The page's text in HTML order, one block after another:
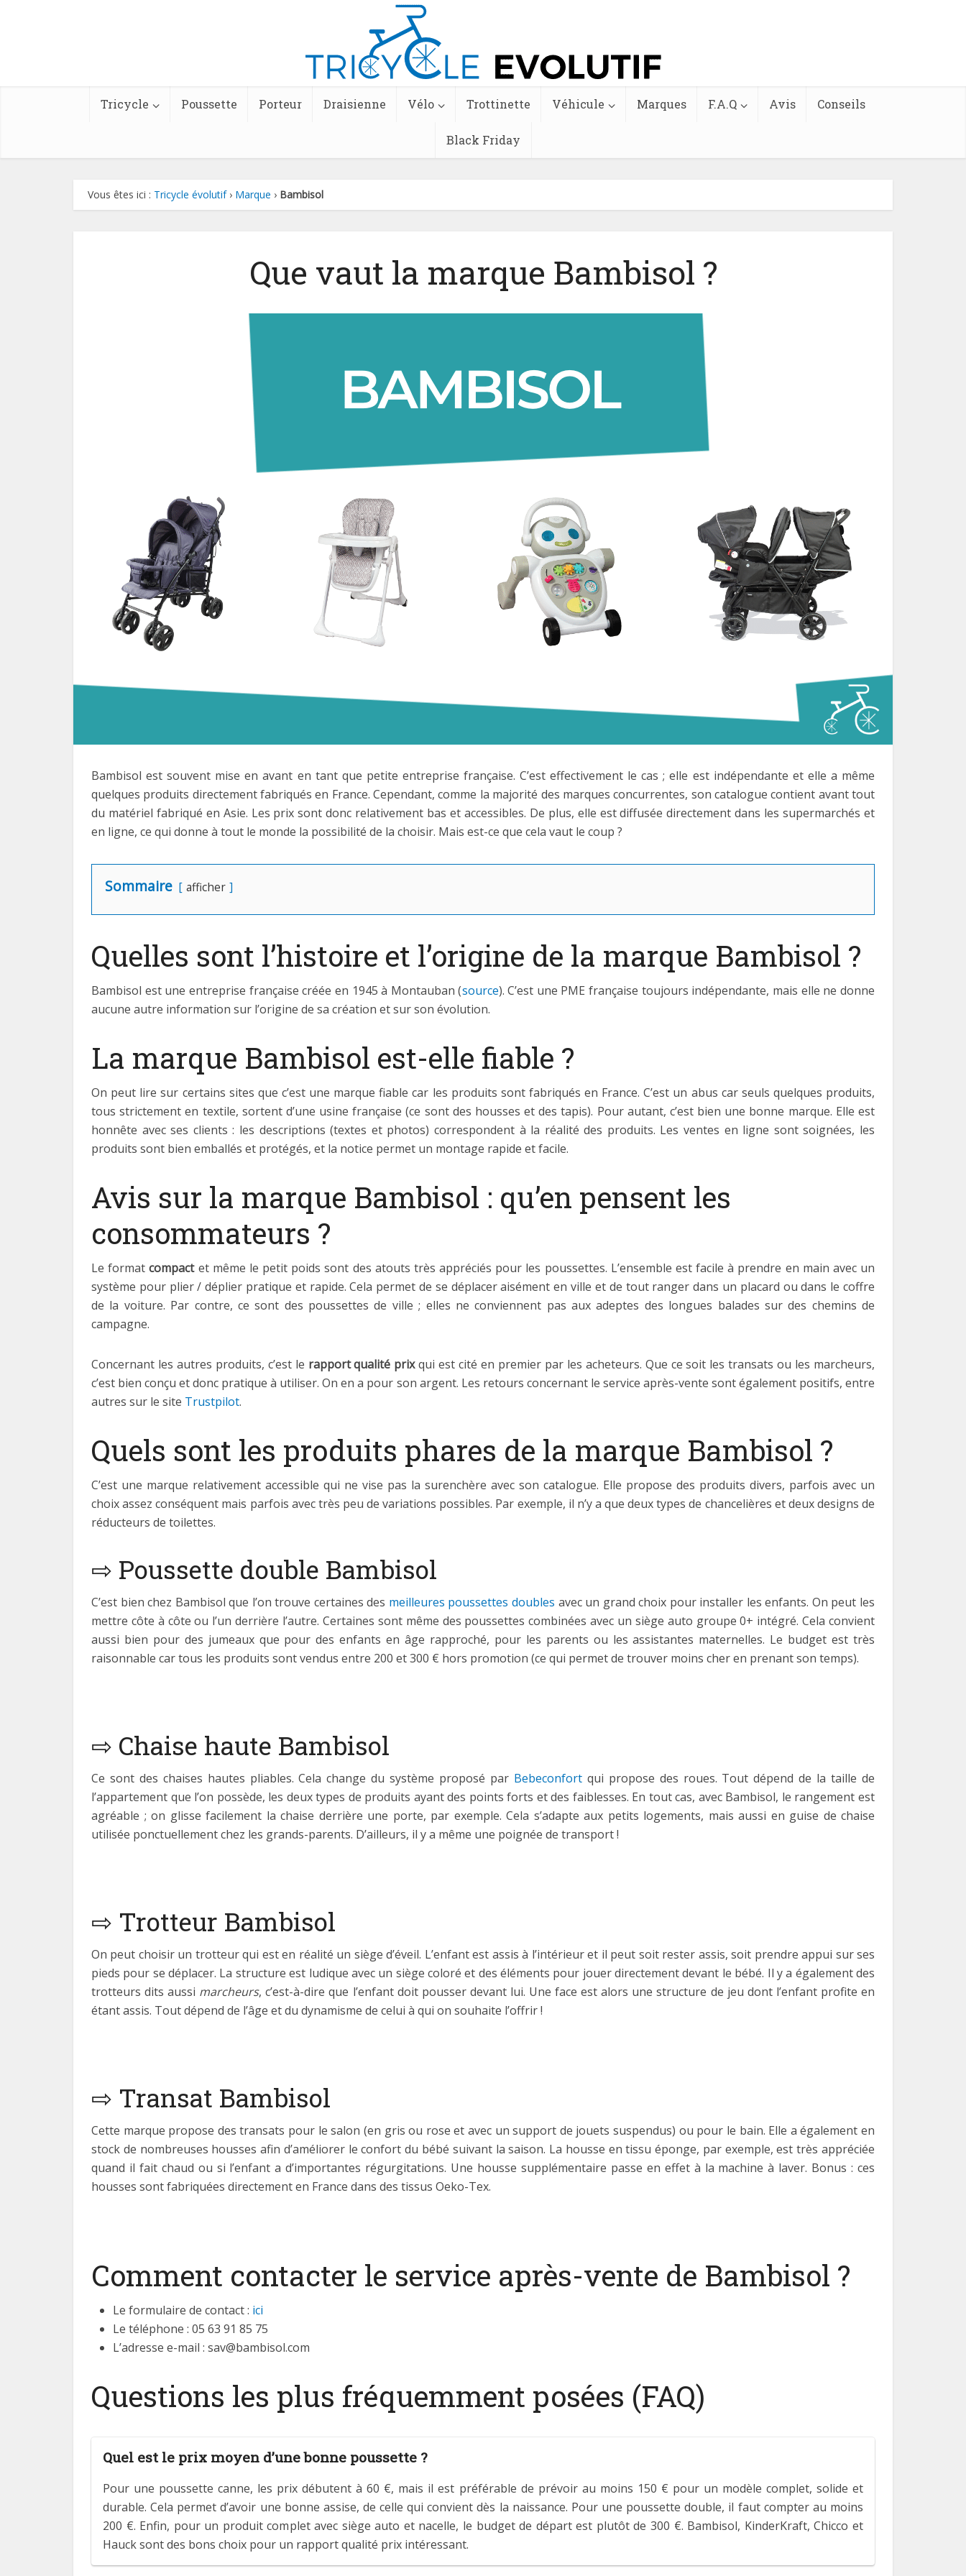
Tricycle Poussette Porteur Draisienne Vélo Trottinette Véhicule Marques F.A.Q Avis Conseils
Black Friday
Vous êtes ici : Tricycle évolutif› Marque › Bambisol
Que vaut la marque Bambisol ?
Bambisol est souvent mise en avant en tant que petite entreprise française. C’est effectivement le cas ; elle est indépendante et elle a même
quelques produits directement fabriqués en France. Cependant, comme la majorité des marques concurrentes, son catalogue contient avant tout
du matériel fabriqué en Asie. Les prix sont donc relativement bas et accessibles. De plus, elle est diffusée directement dans les supermarchés et
en ligne, ce qui donne à tout le monde la possibilité de la choisir. Mais est-ce que cela vaut le coup ?
Sommaire afficher
Quelles sont l’histoire et l’origine de la marque Bambisol ?
Bambisol est une entreprise française créée en 1945 à Montauban (source). C’est une PME française toujours indépendante, mais elle ne donne
aucune autre information sur l’origine de sa création et sur son évolution.
La marque Bambisol est-elle fiable ?
On peut lire sur certains sites que c’est une marque fiable car les produits sont fabriqués en France. C’est un abus car seuls quelques produits,
tous strictement en textile, sortent d’une usine française (ce sont des housses et des tapis). Pour autant, c’est bien une bonne marque. Elle est
honnête avec ses clients : les descriptions (textes et photos) correspondent à la réalité des produits. Les ventes en ligne sont soignées, les
produits sont bien emballés et protégés, et la notice permet un montage rapide et facile.
Avis sur la marque Bambisol : qu’en pensent les
consommateurs ?
Le formatcompactet même le petit poids sont des atouts très appréciés pour les poussettes. L’ensemble est facile à prendre en main avec un
système pour plier / déplier pratique et rapide. Cela permet de se déplacer aisément en ville et de tout ranger dans un placard ou dans le coffre
de la voiture. Par contre, ce sont des poussettes de ville ; elles ne conviennent pas aux adeptes des longues balades sur des chemins de
campagne.
Concernant les autres produits, c’est le rapport qualité prixqui est cité en premier par les acheteurs. Que ce soit les transats ou les marcheurs,
c’est bien conçu et donc pratique à utiliser. On en a pour son argent. Les retours concernant le service après-vente sont également positifs, entre
autres sur le site Trustpilot.
Quels sont les produits phares de la marque Bambisol ?
C’est une marque relativement accessible qui ne vise pas la surenchère avec son catalogue. Elle propose des produits divers, parfois avec un
choix assez conséquent mais parfois avec très peu de variations possibles. Par exemple, il n’y a que deux types de chancelières et deux designs de
réducteurs de toilettes.
⇨ Poussette double Bambisol
C’est bien chez Bambisol que l’on trouve certaines des meilleures poussettes doubles avec un grand choix pour installer les enfants. On peut les
mettre côte à côte ou l’un derrière l’autre. Certaines sont même des poussettes combinées avec un siège auto groupe 0+ intégré. Cela convient
aussi bien pour des jumeaux que pour des enfants en âge rapproché, pour les parents ou les assistantes maternelles. Le budget est très
raisonnable car tous les produits sont vendus entre 200 et 300 € hors promotion (ce qui permet de trouver moins cher en prenant son temps).
⇨ Chaise haute Bambisol
Ce sont des chaises hautes pliables. Cela change du système proposé par Bebeconfortqui propose des roues. Tout dépend de la taille de
l’appartement que l’on possède, les deux types de produits ayant des points forts et des faiblesses. En tout cas, avec Bambisol, le rangement est
agréable ; on glisse facilement la chaise derrière une porte, par exemple. Cela s’adapte aux petits logements, mais aussi en guise de chaise
utilisée ponctuellement chez les grands-parents. D’ailleurs, il y a même une poignée de transport !
⇨ Trotteur Bambisol
On peut choisir un trotteur qui est en réalité un siège d’éveil. L’enfant est assis à l’intérieur et il peut soit rester assis, soit prendre appui sur ses
pieds pour se déplacer. La structure est ludique avec un siège coloré et des éléments pour jouer directement devant le bébé. Il y a également des
trotteurs dits aussi marcheurs, c’est-à-dire que l’enfant doit pousser devant lui. Une face est alors une structure de jeu dont l’enfant profite en
étant assis. Tout dépend de l’âge et du dynamisme de celui à qui on souhaite l’offrir !
⇨ Transat Bambisol
Cette marque propose des transats pour le salon (en gris ou rose et avec un support de jouets suspendus) ou pour le bain. Elle a également en
stock de nombreuses housses afin d’améliorer le confort du bébé suivant la saison. La housse en tissu éponge, par exemple, est très appréciée
quand il fait chaud ou si l’enfant a d’importantes régurgitations. Une housse supplémentaire passe en effet à la machine à laver. Bonus : ces
housses sont fabriquées directement en France dans des tissus Oeko-Tex.
Comment contacter le service après-vente de Bambisol ?
Le formulaire de contact : ici
Le téléphone : 05 63 91 85 75
L’adresse e-mail : sav@bambisol.com
Questions les plus fréquemment posées (FAQ)
Quel est le prix moyen d’une bonne poussette ?
Pour une poussette canne, les prix débutent à 60 €, mais il est préférable de prévoir au moins 150 € pour un modèle complet, solide et
durable. Cela permet d’avoir une bonne assise, de celle qui convient dès la naissance. Pour une poussette double, il faut compter au moins
200 €. Enfin, pour un produit complet avec siège auto et nacelle, le budget de départ est plutôt de 300 €. Bambisol, KinderKraft, Chicco et
Hauck sont des bons choix pour un rapport qualité prix intéressant.